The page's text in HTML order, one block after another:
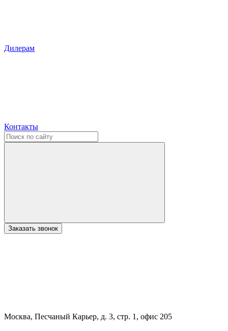
Дилерам
Контакты
Заказать звонок
Москва, Песчаный Карьер, д. 3, стр. 1, офис 205